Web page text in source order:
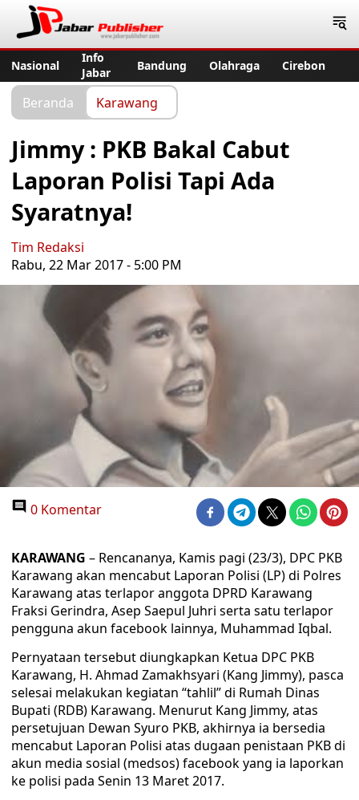
Nasional
Info
Jabar
Bandung Olahraga Cirebon
Beranda Karawang
Jimmy : PKB Bakal Cabut
Laporan Polisi Tapi Ada
Syaratnya!
Tim Redaksi
Rabu, 22 Mar 2017 - 5:00 PM
0 Komentar
KARAWANG – Rencananya, Kamis pagi (23/3), DPC PKB
Karawang akan mencabut Laporan Polisi (LP) di Polres
Karawang atas terlapor anggota DPRD Karawang
Fraksi Gerindra, Asep Saepul Juhri serta satu terlapor
pengguna akun facebook lainnya, Muhammad Iqbal.
Pernyataan tersebut diungkapkan Ketua DPC PKB
Karawang, H. Ahmad Zamakhsyari (Kang Jimmy), pasca
selesai melakukan kegiatan “tahlil” di Rumah Dinas
Bupati (RDB) Karawang. Menurut Kang Jimmy, atas
persetujuan Dewan Syuro PKB, akhirnya ia bersedia
mencabut Laporan Polisi atas dugaan penistaan PKB di
akun media sosial (medsos) facebook yang ia laporkan
ke polisi pada Senin 13 Maret 2017.